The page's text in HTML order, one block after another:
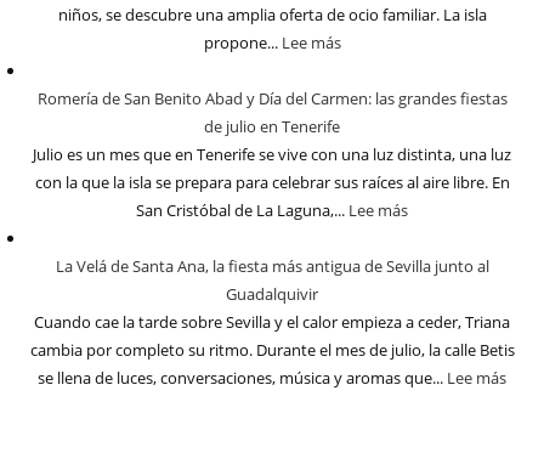
niños, se descubre una amplia oferta de ocio familiar. La isla
propone... Lee más
Romería de San Benito Abad y Día del Carmen: las grandes fiestas
de julio en Tenerife
Julio es un mes que en Tenerife se vive con una luz distinta, una luz
con la que la isla se prepara para celebrar sus raíces al aire libre. En
San Cristóbal de La Laguna,... Lee más
La Velá de Santa Ana, la fiesta más antigua de Sevilla junto al
Guadalquivir
Cuando cae la tarde sobre Sevilla y el calor empieza a ceder, Triana
cambia por completo su ritmo. Durante el mes de julio, la calle Betis
se llena de luces, conversaciones, música y aromas que... Lee más